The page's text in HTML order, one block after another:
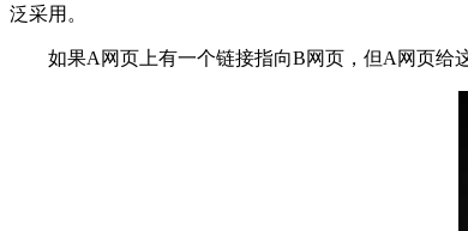
泛采用。
如果A网页上有一个链接指向B网页，但A网页给这